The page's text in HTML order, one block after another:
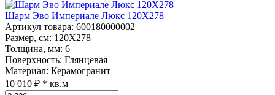
Шарм Эво Империале Люкс 120Х278
Артикул товара: 600180000002
Размер, см: 120Х278
Толщина, мм: 6
Поверхность: Глянцевая
Материал: Керамогранит
10 010 ₽ * кв.м